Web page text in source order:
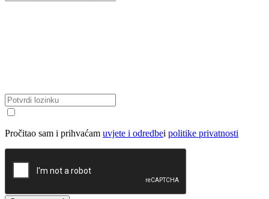
Pročitao sam i prihvaćam uvjete i odredbei politike privatnosti